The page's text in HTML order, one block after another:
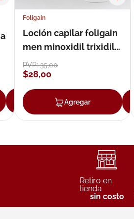
Agregar
Foligain
Loción capilar foligain
men minoxidil trixidil
loción 59 ml
PVP:35,00
$28,00
Agregar
Retiro en
tienda
sin costo